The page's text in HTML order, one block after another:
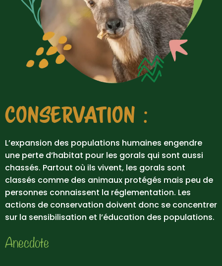
CONSERVATION :
L’expansion des populations humaines engendre
une perte d’habitat pour les gorals qui sont aussi
chassés. Partout où ils vivent, les gorals sont
classés comme des animaux protégés mais peu de
personnes connaissent la réglementation. Les
actions de conservation doivent donc se concentrer
sur la sensibilisation et l’éducation des populations.
Anecdote